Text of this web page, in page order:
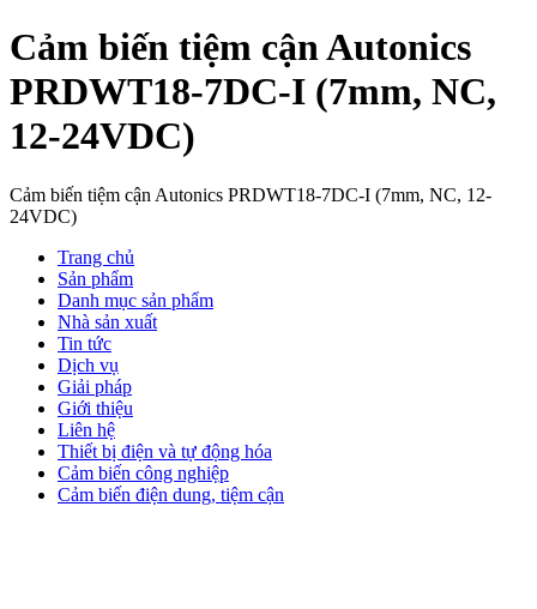
Cảm biến tiệm cận Autonics
PRDWT18-7DC-I (7mm, NC,
12-24VDC)
Cảm biến tiệm cận Autonics PRDWT18-7DC-I (7mm, NC, 12-
24VDC)
Trang chủ
Sản phẩm
Danh mục sản phẩm
Nhà sản xuất
Tin tức
Dịch vụ
Giải pháp
Giới thiệu
Liên hệ
Thiết bị điện và tự động hóa
Cảm biến công nghiệp
Cảm biến điện dung, tiệm cận